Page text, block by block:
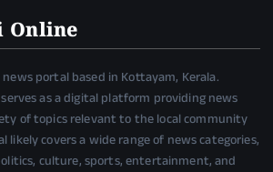
Online
news portal based in Kottayam, Kerala.
as a digital platform providing news
of topics relevant to the local community
likely covers a wide range of news categories,
culture, sports, entertainment, and